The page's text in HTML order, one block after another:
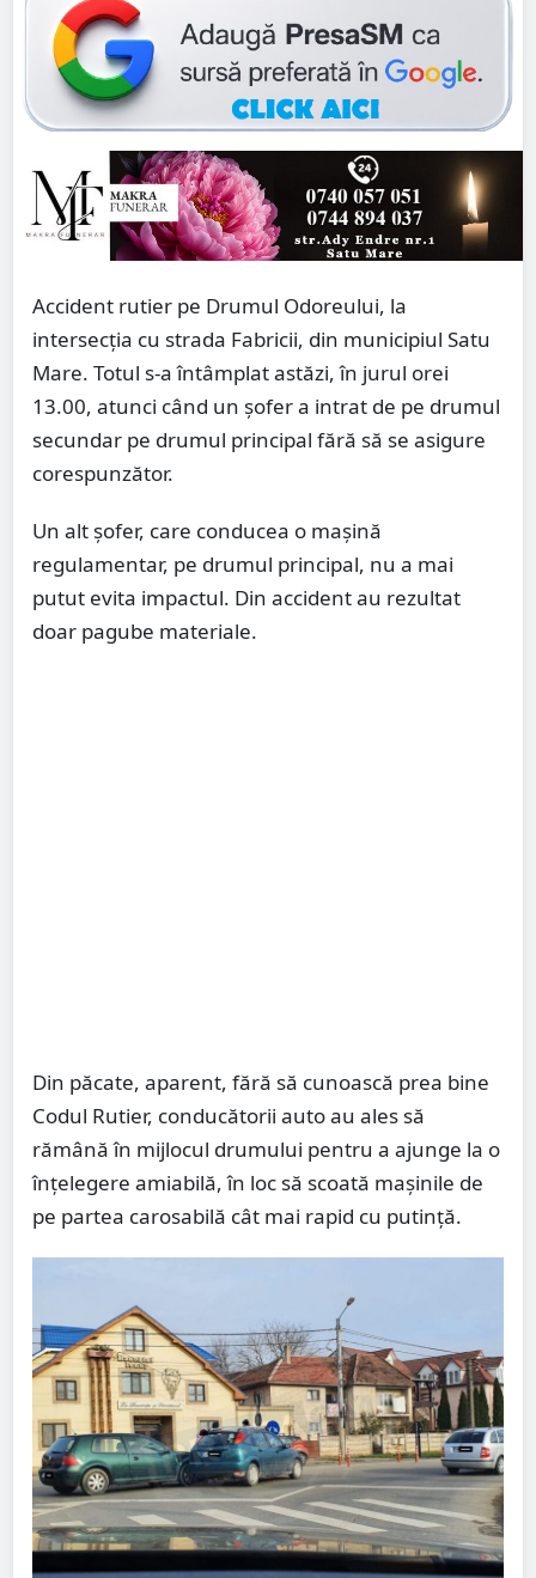
Accident rutier pe Drumul Odoreului, la
intersecția cu strada Fabricii, din municipiul Satu
Mare. Totul s-a întâmplat astăzi, în jurul orei
13.00, atunci când un șofer a intrat de pe drumul
secundar pe drumul principal fără să se asigure
corespunzător.
Un alt șofer, care conducea o mașină
regulamentar, pe drumul principal, nu a mai
putut evita impactul. Din accident au rezultat
doar pagube materiale.
Din păcate, aparent, fără să cunoască prea bine
Codul Rutier, conducătorii auto au ales să
rămână în mijlocul drumului pentru a ajunge la o
înțelegere amiabilă, în loc să scoată mașinile de
pe partea carosabilă cât mai rapid cu putință.